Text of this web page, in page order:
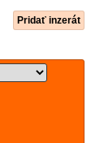
Pridať inzerát